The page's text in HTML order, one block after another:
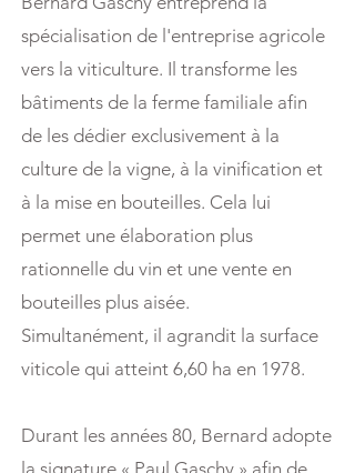
spécialisation de l'entreprise agricole
vers la viticulture. Il transforme les
bâtiments de la ferme familiale afin
de les dédier exclusivement à la
culture de la vigne, à la vinification et
à la mise en bouteilles. Cela lui
permet une élaboration plus
rationnelle du vin et une vente en
bouteilles plus aisée.
Simultanément, il agrandit la surface
viticole qui atteint 6,60 ha en 1978.
Durant les années 80, Bernard adopte
la signature « Paul Gaschy » afin de